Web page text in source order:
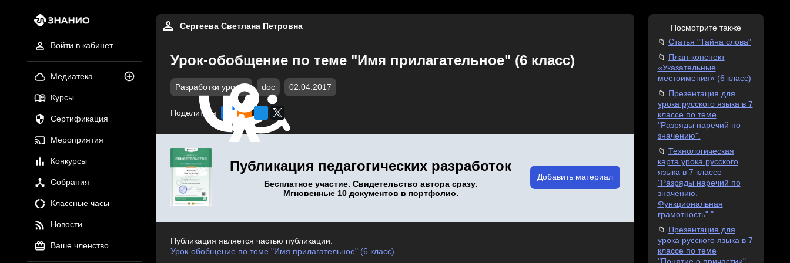
Войти в кабинет
Медиатека
Курсы
Сертификация
Мероприятия
Конкурсы
Собрания
Классные часы
Новости
Ваше членство
Сергеева Светлана Петровна
Урок-обобщение по теме "Имя прилагательное" (6 класс)
Разработки уроков doc 02.04.2017
Поделиться
Публикация педагогических разработок
Бесплатное участие. Свидетельство автора сразу.
Мгновенные 10 документов в портфолио.
Добавить материал
Публикация является частью публикации:
Урок-обобщение по теме "Имя прилагательное" (6 класс)
Посмотрите также
Статья "Тайна слова"
План-конспект
«Указательные
местоимения» (6 класс)
Презентация для
урока русского языка в 7
классе по теме
"Разряды наречий по
значению".
Технологическая
карта урока русского
языка в 7 классе
"Разряды наречий по
значению.
Функциональная
грамотность"."
Презентация для
урока русского языка в 7
классе по теме